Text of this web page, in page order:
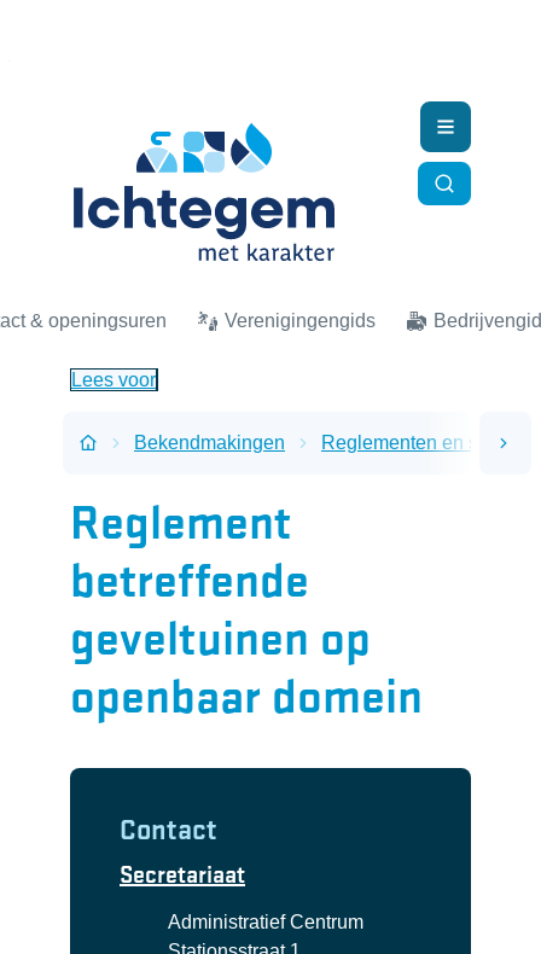
& openingsuren Verenigingengids
Zoek
Menu
Lees voor
Startpagina
Bekendmakingen Reglementen en
Reglement
betreffende
geveltuinen op
openbaar domein
Contact
Secretariaat
AdresAdministratief Centrum